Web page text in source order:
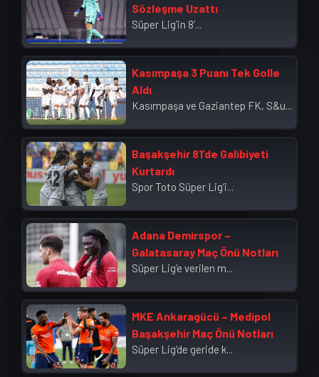
Sözleşme Uzattı
Süper Lig’in 8’...
Kasımpaşa 3 Puanı Tek Golle
Aldı
Kasımpaşa ve Gaziantep FK, S&u...
Başakşehir 81’de Galibiyeti
Kurtardı
Spor Toto Süper Lig’i...
Adana Demirspor –
Galatasaray Maç Önü Notları
Süper Lig’e verilen m...
MKE Ankaragücü – Medipol
Başakşehir Maç Önü Notları
Süper Lig’de geride k...